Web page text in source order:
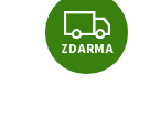
Z
D
ZDARMA